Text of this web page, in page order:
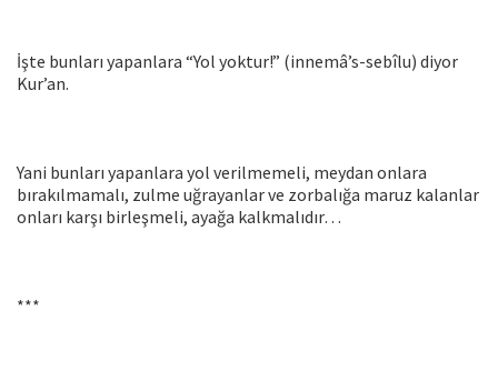
İşte bunları yapanlara “Yol yoktur!” (innemâ’s-sebîlu) diyor
Kur’an.
Yani bunları yapanlara yol verilmemeli, meydan onlara
bırakılmamalı, zulme uğrayanlar ve zorbalığa maruz kalanlar
onları karşı birleşmeli, ayağa kalkmalıdır…
***